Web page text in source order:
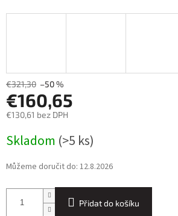
€321,30 –50 %
€160,65
€130,61 bez DPH
cena:
Skladom (>5 ks)
Můžeme doručit do: 12.8.2026
Přidat do košíku